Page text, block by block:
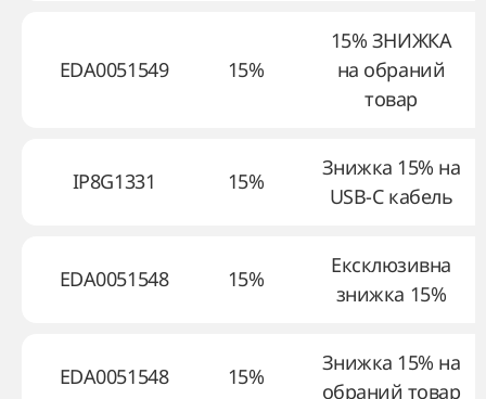
EDA0051549 15%
15% ЗНИЖКА
на обраний
товар
IP8G1331 15%
Знижка 15% на
USB-C кабель
EDA0051548 15%
Ексклюзивна
знижка 15%
EDA0051548 15%
Знижка 15% на
обраний товар